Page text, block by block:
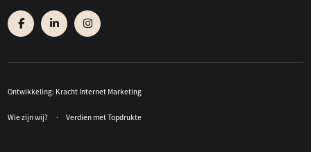
Ontwikkeling: Kracht Internet Marketing
Wie zijn wij? Verdien met Topdrukte